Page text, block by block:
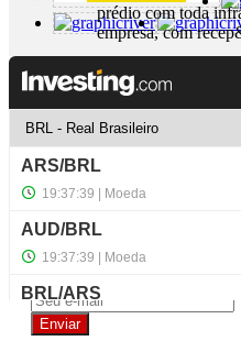
prédio com toda
empresa, com
+ Detalhes
R$ 4.000.000,00
NewsLetter